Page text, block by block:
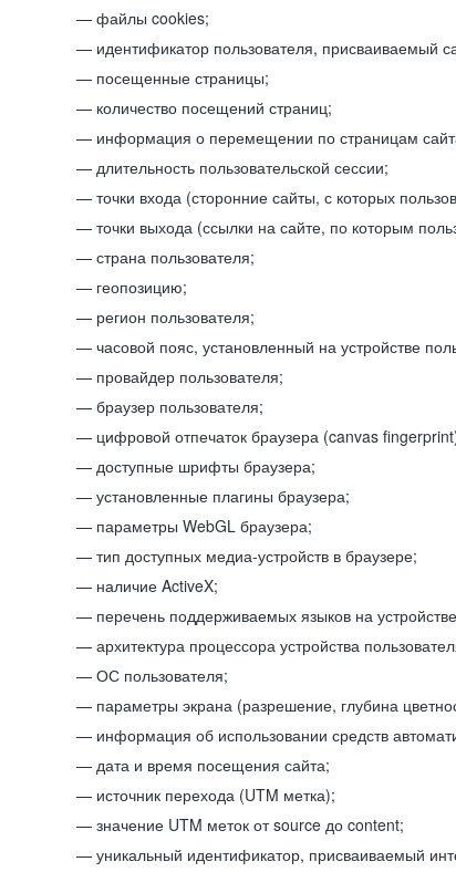
файлы cookies;
идентификатор пользователя, присваиваемый
посещенные страницы;
количество посещений страниц;
информация о перемещении по страницам
длительность пользовательской сессии;
точки входа (сторонние сайты, с которых
точки выхода (ссылки на сайте, по которым
страна пользователя;
геопозицию;
регион пользователя;
часовой пояс, установленный на устройстве
провайдер пользователя;
браузер пользователя;
цифровой отпечаток браузера (canvas
доступные шрифты браузера;
установленные плагины браузера;
параметры WebGL браузера;
тип доступных медиа-устройств в браузере;
наличие ActiveX;
перечень поддерживаемых языков на
архитектура процессора устройства
ОС пользователя;
параметры экрана (разрешение, глубина
информация об использовании средств
дата и время посещения сайта;
источник перехода (UTM метка);
значение UTM меток от source до content;
уникальный идентификатор, присваиваемый